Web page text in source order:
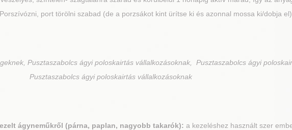
port törölni szabad (de a porzsákot kint ürítse ki és azonnal mossa ki/dobja el).
Pusztaszabolcs ágyi poloskairtás vállalkozásoknak, Pusztaszabolcs ágyi
Pusztaszabolcs ágyi poloskairtás vállalkozásoknak
ágyneműkről (párna, paplan, nagyobb takarók): a kezeléshez használt szer